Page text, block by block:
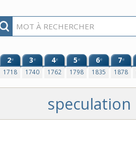
2e
1718
3e
1740
4e
1762
5e
1798
6e
1835
7e
1878
speculation